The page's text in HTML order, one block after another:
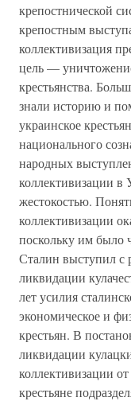
крепостнической
крепостным
коллективизация
цель —
крестьянства.
знали историю и
украинское
национального
народных
коллективизации в
жестокостью.
коллективизации
поскольку им было
Сталин выступил с
ликвидации
лет усилия
экономическое и
крестьян. В
ликвидации
коллективизации
крестьяне